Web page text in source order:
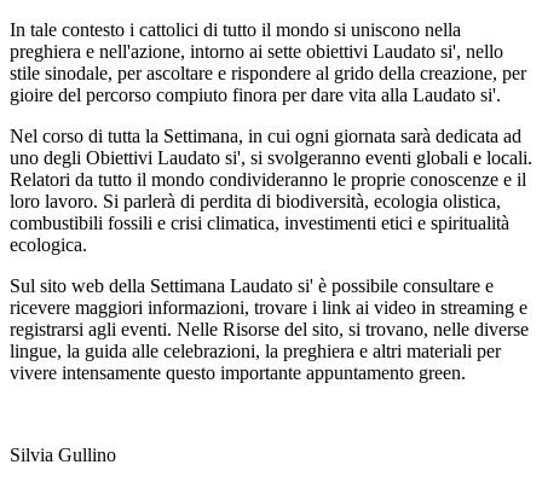
In tale contesto i cattolici di tutto il mondo si uniscono nella
preghiera e nell'azione, intorno ai sette obiettivi Laudato si', nello
stile sinodale, per ascoltare e rispondere al grido della creazione, per
gioire del percorso compiuto finora per dare vita alla Laudato si'.
Nel corso di tutta la Settimana, in cui ogni giornata sarà dedicata ad
uno degli Obiettivi Laudato si', si svolgeranno eventi globali e locali.
Relatori da tutto il mondo condivideranno le proprie conoscenze e il
loro lavoro. Si parlerà di perdita di biodiversità, ecologia olistica,
combustibili fossili e crisi climatica, investimenti etici e spiritualità
ecologica.
Sul sito web della Settimana Laudato si' è possibile consultare e
ricevere maggiori informazioni, trovare i link ai video in streaming e
registrarsi agli eventi. Nelle Risorse del sito, si trovano, nelle diverse
lingue, la guida alle celebrazioni, la preghiera e altri materiali per
vivere intensamente questo importante appuntamento green.
Silvia Gullino